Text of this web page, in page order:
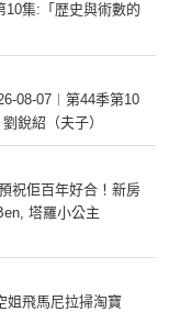
10集:「歴史與術數的
08-07︱第44季第10
銳紹（夫子）
祝佢百年好合！新房
塔羅小公主
姐飛馬尼拉掃淘寶